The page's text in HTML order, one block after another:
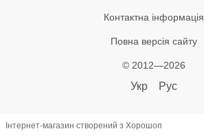
Контактна інформація
Повна версія сайту
© 2012—2026
Укр Рус
Інтернет-магазин створений з Хорошоп